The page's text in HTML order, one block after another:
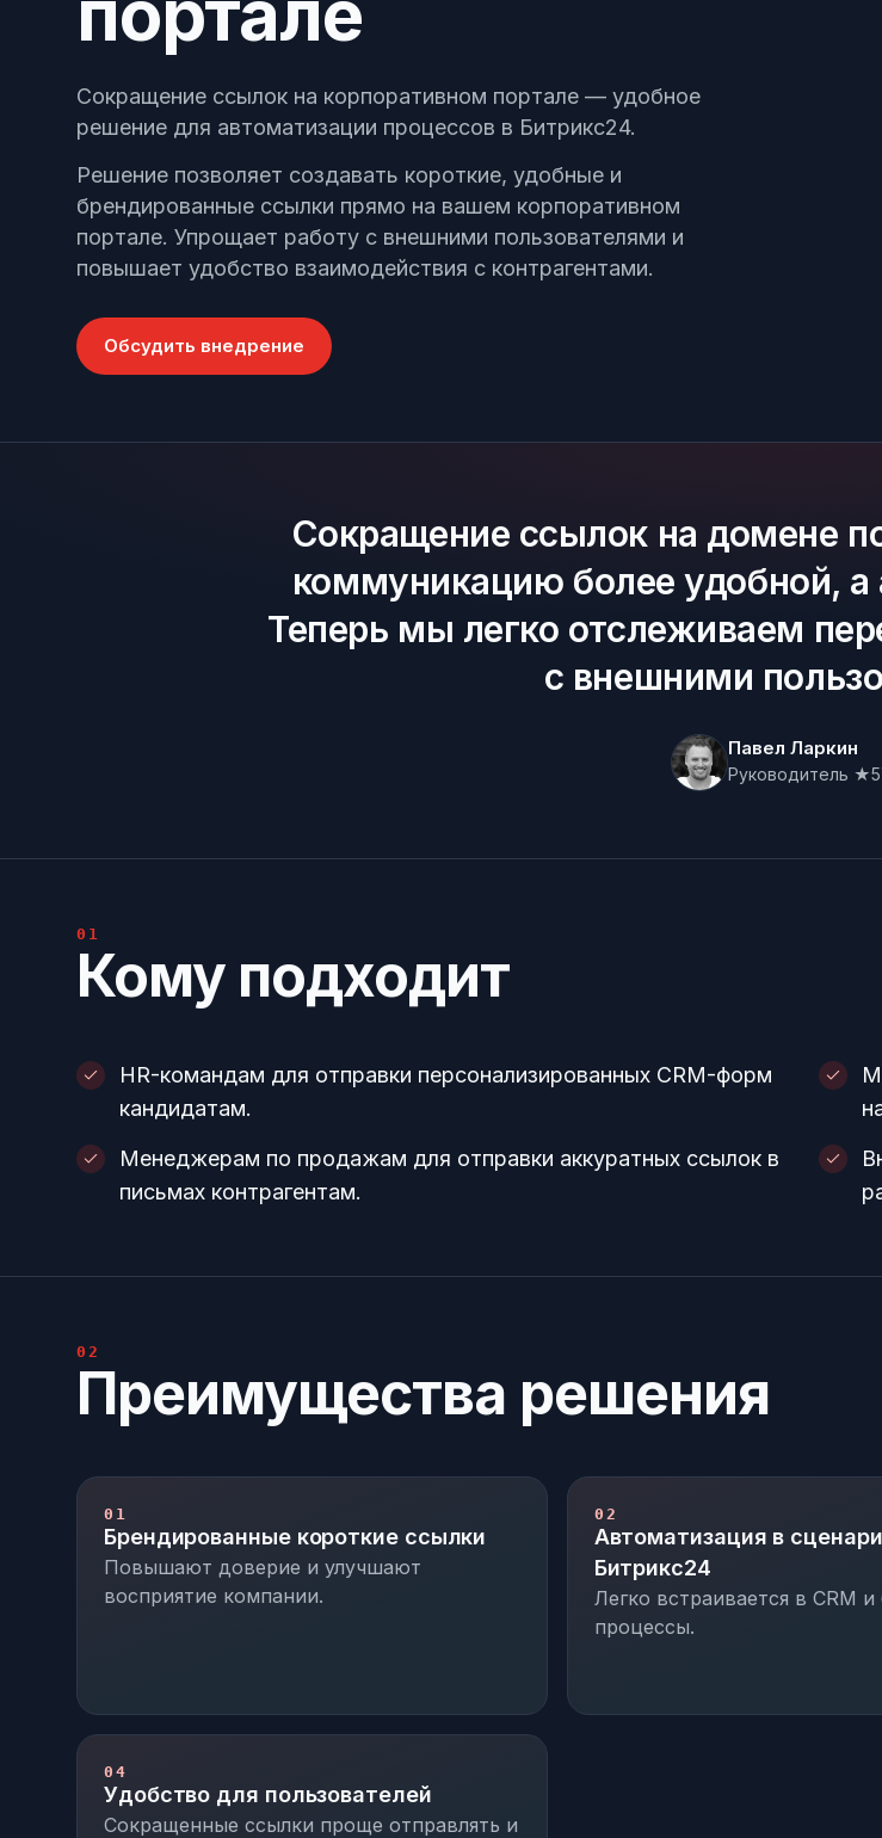
Позвонить
+7 (495) 215-52-91 · Пн–Пт, 10–19 МСК
Оставить заявку
Заполнить форму — перезвоним в течение дня
Сокращение ссылок на корпоративном портале — удобное
решение для автоматизации процессов в Битрикс24.
Решение позволяет создавать короткие, удобные и
брендированные ссылки прямо на вашем корпоративном
портале. Упрощает работу с внешними пользователями и
повышает удобство взаимодействия с контрагентами.
Обсудить внедрение
Сокращение ссылок на домене
коммуникацию более удобной, а
Теперь мы легко отслеживаем
с внешними
Павел Ларкин
Руководитель
01
Кому подходит
HR-командам для отправки персонализированных CRM-форм
кандидатам.
Менеджерам по продажам для отправки аккуратных ссылок в
письмах контрагентам.
02
Преимущества решения
01
Брендированные короткие ссылки
Повышают доверие и улучшают
восприятие компании.
02
Автоматизация в
Битрикс24
Легко встраивается в CRM и
процессы.
04
Удобство для пользователей
Сокращенные ссылки проще отправлять и